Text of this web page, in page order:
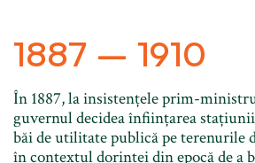
1887 – 1910
În 1887, la insistențele prim-
guvernul decidea înființarea
băi de utilitate publică pe terenurile
în contextul dorinței din epocă de a